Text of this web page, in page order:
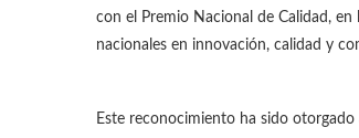
con el Premio Nacional de Calidad,
nacionales en innovación, calidad y
Este reconocimiento ha sido